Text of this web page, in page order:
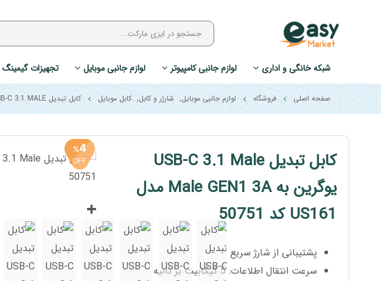
شبکه خانگی و اداری لوازم جانبی کامپیوتر لوازم جانبی موبایل تجهیزات گیمینگ
صفحه اصلی فروشگاه لوازم جانبی موبایل, شارژر و کابل, کابل موبایل کابل تبدیل USB-C 3.1 MALE یوگرین به MALE GEN1 3A مدل US161 کد 50751
کابل تبدیل USB-C 3.1 Male
یوگرین به Male GEN1 3A مدل
US161 کد 50751
پشتیبانی از شارژ سریع
سرعت انتقال اطلاعات: 5 گیگابیت بر ثانیه
4
%
OFF